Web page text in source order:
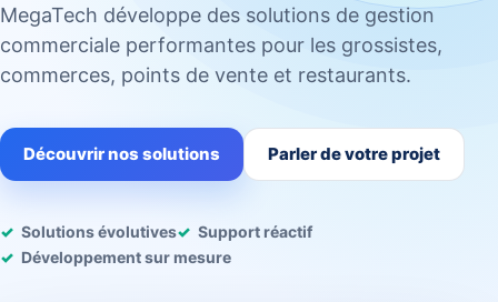
MegaTech développe des solutions de gestion
commerciale performantes pour les grossistes,
commerces, points de vente et restaurants.
Découvrir nos solutions Parler de votre projet
Solutions évolutives
Support réactif
Développement sur mesure